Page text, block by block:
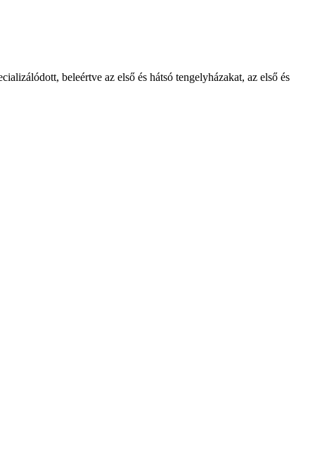
beleértve az első és hátsó tengelyházakat, az első és